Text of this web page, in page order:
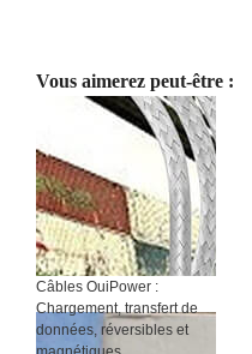
Vous aimerez peut-être :
Câbles OuiPower :
Chargement, transfert de
données, réversibles et